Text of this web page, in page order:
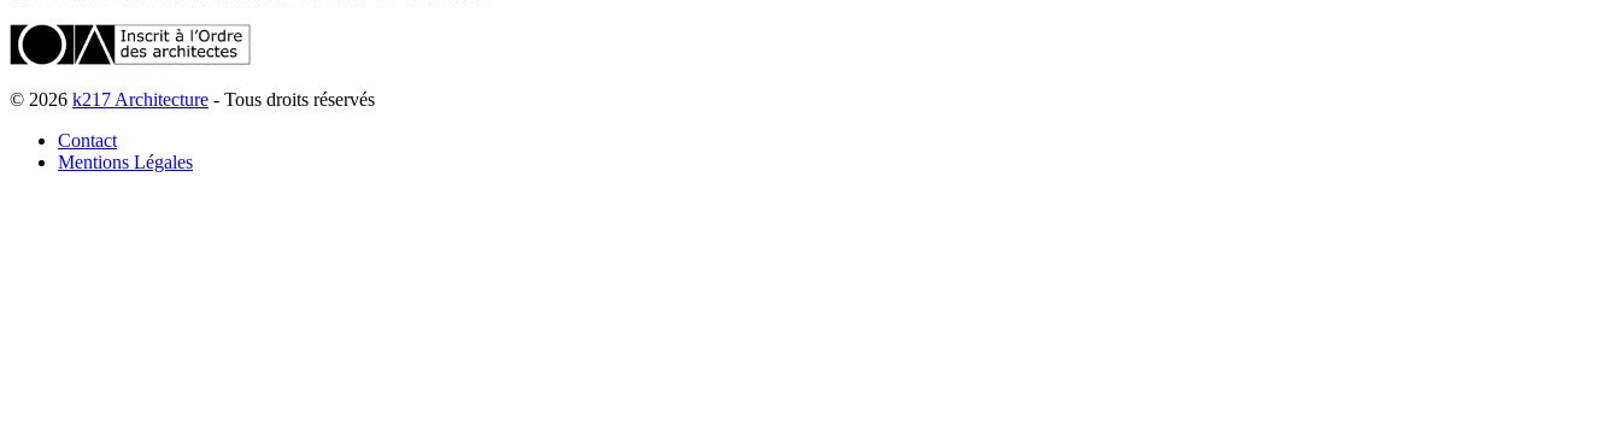
© 2026 k217 Architecture - Tous droits réservés
Contact
Mentions Légales